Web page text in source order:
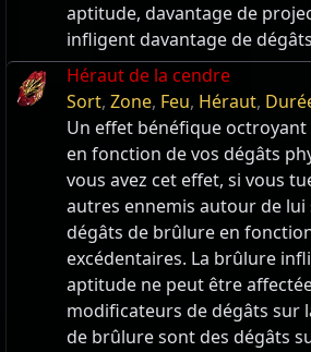
aptitude, davantage de
infligent davantage de
Héraut de la cendre
Sort, Zone, Feu, Héraut,
Un effet bénéfique octroyant
en fonction de vos dégâts
vous avez cet effet, si vous
autres ennemis autour de lui
dégâts de brûlure en
excédentaires. La brûlure
aptitude ne peut être
modificateurs de dégâts sur
de brûlure sont des dégâts